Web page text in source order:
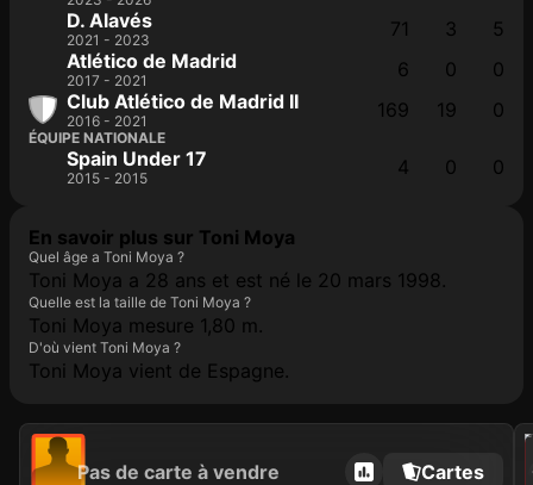
D. Alavés
2021 - 2023 71 3
5
Atlético de Madrid
2017 - 2021 6 0
0
Club Atlético de Madrid II
2016 - 2021 169 19 0
ÉQUIPE NATIONALE
Spain Under 17
2015 - 2015 4 0 0
En savoir plus sur Toni Moya
Quel âge a Toni Moya ?
Toni Moya a 28 ans et est né le 20 mars 1998.
Quelle est la taille de Toni Moya ?
Toni Moya mesure 1,80 m.
D'où vient Toni Moya ?
Toni Moya vient de Espagne.
Pas de carte à vendre Cartes
2021